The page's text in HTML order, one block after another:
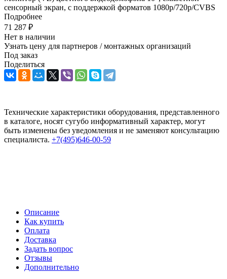
сенсорный экран, с поддержкой форматов 1080р/720p/CVBS
Подробнее
71 287 ₽
Нет в наличии
Узнать цену для партнеров / монтажных организаций
Под заказ
Поделиться
Технические характеристики оборудования, представленного
в каталоге, носят сугубо информативный характер, могут
быть изменены без уведомления и не заменяют консультацию
специалиста. +7(495)646-00-59
Описание
Как купить
Оплата
Доставка
Задать вопрос
Отзывы
Дополнительно